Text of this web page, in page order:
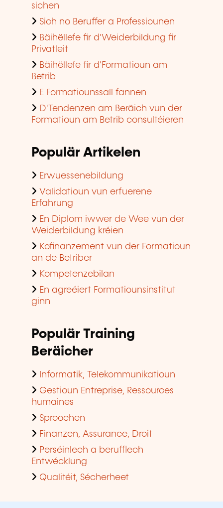
sichen
Sich no Beruffer a Professiounen
Bäihëllefe fir d'Weiderbildung fir
Privatleit
Bäihëllefe fir d'Formatioun am
Betrib
E Formatiounssall fannen
D'Tendenzen am Beräich vun der
Formatioun am Betrib consultéieren
Populär Artikelen
Erwuessenebildung
Validatioun vun erfuerene
Erfahrung
En Diplom iwwer de Wee vun der
Weiderbildung kréien
Kofinanzement vun der Formatioun
an de Betriber
Kompetenzebilan
En agreéiert Formatiounsinstitut
ginn
Populär Training
Beräicher
Informatik, Telekommunikatioun
Gestioun Entreprise, Ressources
humaines
Sproochen
Finanzen, Assurance, Droit
Perséinlech a berufflech
Entwécklung
Qualitéit, Sécherheet